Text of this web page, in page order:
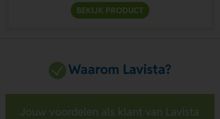
BEKIJK PRODUCT
Waarom Lavista?
Jouw voordelen als klant van Lavista